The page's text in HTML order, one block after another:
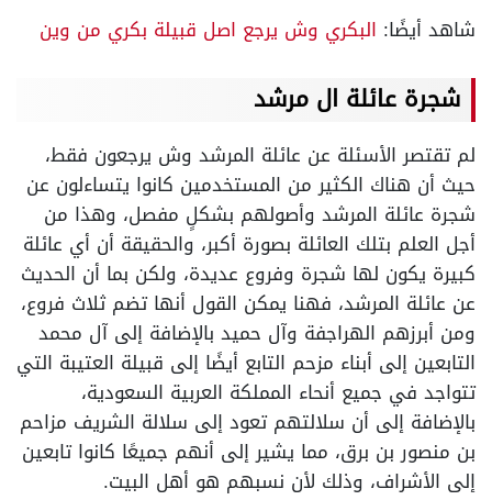
شاهد أيضًا: البكري وش يرجع اصل قبيلة بكري من وين
شجرة عائلة ال مرشد
لم تقتصر الأسئلة عن عائلة المرشد وش يرجعون فقط،
حيث أن هناك الكثير من المستخدمين كانوا يتساءلون عن
شجرة عائلة المرشد وأصولهم بشكلٍ مفصل، وهذا من
أجل العلم بتلك العائلة بصورة أكبر، والحقيقة أن أي عائلة
كبيرة يكون لها شجرة وفروع عديدة، ولكن بما أن الحديث
عن عائلة المرشد، فهنا يمكن القول أنها تضم ثلاث فروع،
ومن أبرزهم الهراجفة وآل حميد بالإضافة إلى آل محمد
التابعين إلى أبناء مزحم التابع أيضًا إلى قبيلة العتيبة التي
تتواجد في جميع أنحاء المملكة العربية السعودية،
بالإضافة إلى أن سلالتهم تعود إلى سلالة الشريف مزاحم
بن منصور بن برق، مما يشير إلى أنهم جميعًا كانوا تابعين
إلى الأشراف، وذلك لأن نسبهم هو أهل البيت.